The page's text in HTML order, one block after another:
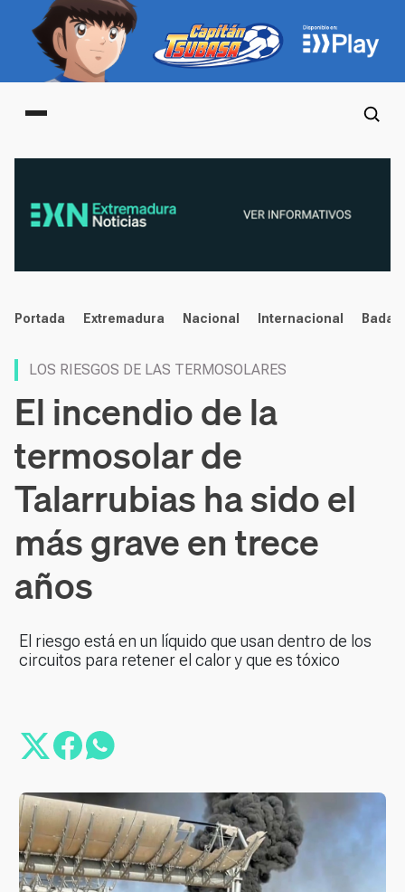
Main menu
noticias
Portada Extremadura Nacional Internacional
LOS RIESGOS DE LAS TERMOSOLARES
El incendio de la
termosolar de
Talarrubias ha sido el
más grave en trece
años
El riesgo está en un líquido que usan dentro de los
circuitos para retener el calor y que es tóxico